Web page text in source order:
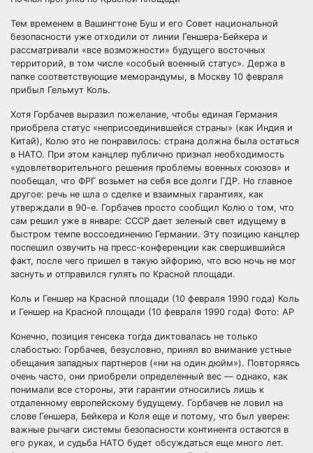
Тем временем в Вашингтоне Буш и его Совет национальной
безопасности уже отходили от линии Геншера-Бейкера и
рассматривали «все возможности» будущего восточных
территорий, в том числе «особый военный статус». Держа в
папке соответствующие меморандумы, в Москву 10 февраля
прибыл Гельмут Коль.
Хотя Горбачев выразил пожелание, чтобы единая Германия
приобрела статус «неприсоединившейся страны» (как Индия и
Китай), Колю это не понравилось: страна должна была остаться
в НАТО. При этом канцлер публично признал необходимость
«удовлетворительного решения проблемы военных союзов» и
пообещал, что ФРГ возьмет на себя все долги ГДР. Но главное
другое: речь не шла о сделке и взаимных гарантиях, как
утверждали в 90-е. Горбачев просто сообщил Колю о том, что
сам решил уже в январе: СССР дает зеленый свет идущему в
быстром темпе воссоединению Германии. Эту позицию канцлер
поспешил озвучить на пресс-конференции как свершившийся
факт, после чего пришел в такую эйфорию, что всю ночь не мог
заснуть и отправился гулять по Красной площади.
Коль и Геншер на Красной площади (10 февраля 1990 года) Коль
и Геншер на Красной площади (10 февраля 1990 года) Фото: AP
Конечно, позиция генсека тогда диктовалась не только
слабостью: Горбачев, безусловно, принял во внимание устные
обещания западных партнеров («ни на один дюйм»). Повторяясь
очень часто, они приобрели определенный вес — однако, как
понимали все стороны, эти гарантии относились лишь к
отдаленному европейскому будущему. Горбачев не ловил на
слове Геншера, Бейкера и Коля еще и потому, что был уверен:
важные рычаги системы безопасности континента остаются в
его руках, и судьба НАТО будет обсуждаться еще много лет.